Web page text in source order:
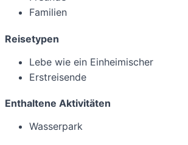
Familien
Reisetypen
Lebe wie ein Einheimischer
Erstreisende
Enthaltene Aktivitäten
Wasserpark